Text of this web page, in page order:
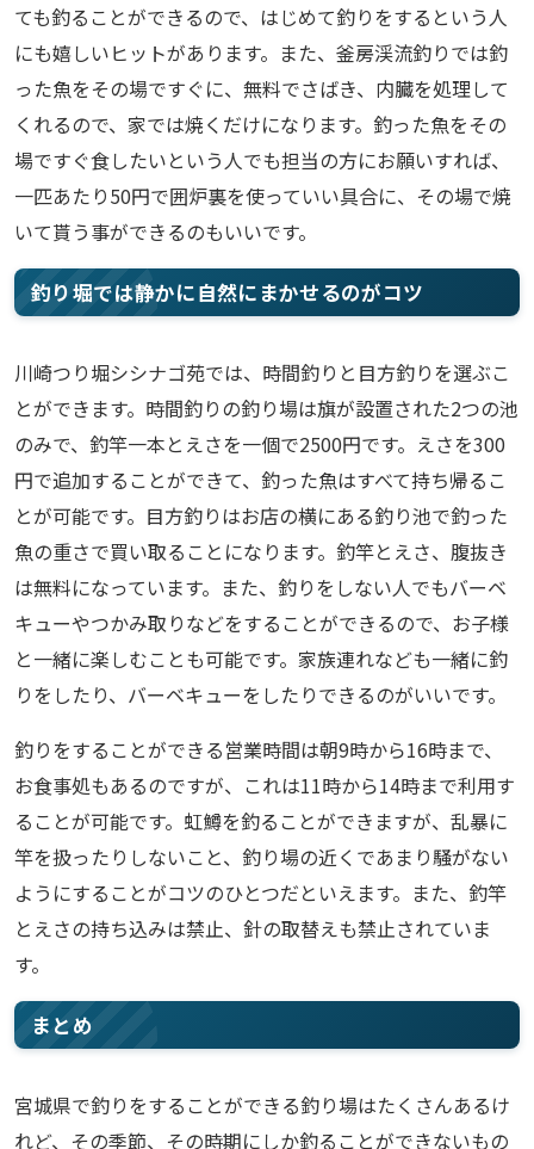
ても釣ることができるので、はじめて釣りをするという人
にも嬉しいヒットがあります。また、釜房渓流釣りでは釣
った魚をその場ですぐに、無料でさばき、内臓を処理して
くれるので、家では焼くだけになります。釣った魚をその
場ですぐ食したいという人でも担当の方にお願いすれば、
一匹あたり50円で囲炉裏を使っていい具合に、その場で焼
いて貰う事ができるのもいいです。
釣り堀では静かに自然にまかせるのがコツ
川崎つり堀シシナゴ苑では、時間釣りと目方釣りを選ぶこ
とができます。時間釣りの釣り場は旗が設置された2つの池
のみで、釣竿一本とえさを一個で2500円です。えさを300
円で追加することができて、釣った魚はすべて持ち帰るこ
とが可能です。目方釣りはお店の横にある釣り池で釣った
魚の重さで買い取ることになります。釣竿とえさ、腹抜き
は無料になっています。また、釣りをしない人でもバーベ
キューやつかみ取りなどをすることができるので、お子様
と一緒に楽しむことも可能です。家族連れなども一緒に釣
りをしたり、バーベキューをしたりできるのがいいです。
釣りをすることができる営業時間は朝9時から16時まで、
お食事処もあるのですが、これは11時から14時まで利用す
ることが可能です。虹鱒を釣ることができますが、乱暴に
竿を扱ったりしないこと、釣り場の近くであまり騒がない
ようにすることがコツのひとつだといえます。また、釣竿
とえさの持ち込みは禁止、針の取替えも禁止されていま
す。
まとめ
宮城県で釣りをすることができる釣り場はたくさんあるけ
れど、その季節、その時期にしか釣ることができないもの